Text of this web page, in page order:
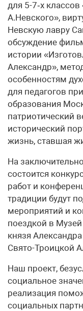
для 5-7‑х
А.Невского»,
Невскую лавру
обсуждение
истории
Александр»,
особенностям
для педагогов
образования
патриотический
исторический
жизнь, ставшая
На
состоится
работ и
традиции будут
мероприятий и
поездкой в Музей
князя
Свято-Троицкой
Наш проект,
социальное
реализация
социальных